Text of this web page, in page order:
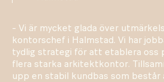
- Vi är mycket glada över
kontorschef i Halmstad. Vi har
tydlig strategi för att etablera oss
flera starka arkitektkontor.
upp en stabil kundbas som består